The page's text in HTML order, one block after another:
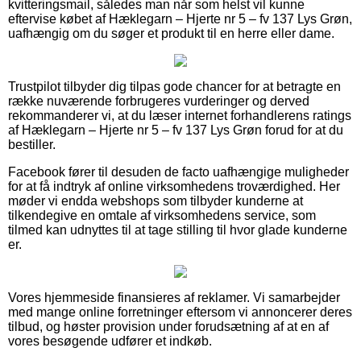
kvitteringsmail, således man når som helst vil kunne
eftervise købet af Hæklegarn – Hjerte nr 5 – fv 137 Lys Grøn,
uafhængig om du søger et produkt til en herre eller dame.
Trustpilot tilbyder dig tilpas gode chancer for at betragte en
række nuværende forbrugeres vurderinger og derved
rekommanderer vi, at du læser internet forhandlerens ratings
af Hæklegarn – Hjerte nr 5 – fv 137 Lys Grøn forud for at du
bestiller.
Facebook fører til desuden de facto uafhængige muligheder
for at få indtryk af online virksomhedens troværdighed. Her
møder vi endda webshops som tilbyder kunderne at
tilkendegive en omtale af virksomhedens service, som
tilmed kan udnyttes til at tage stilling til hvor glade kunderne
er.
Vores hjemmeside finansieres af reklamer. Vi samarbejder
med mange online forretninger eftersom vi annoncerer deres
tilbud, og høster provision under forudsætning af at en af
vores besøgende udfører et indkøb.